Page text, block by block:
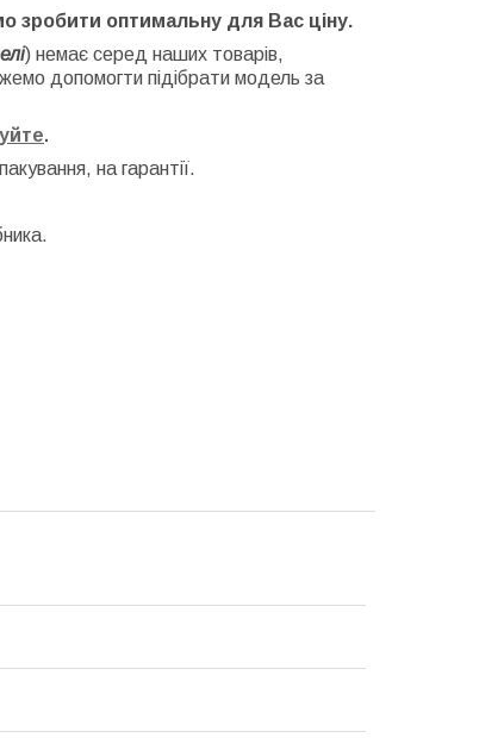
зробити оптимальну для Вас ціну.
) немає серед наших товарів,
допомогти підібрати модель за
.
пакування, на гарантії.